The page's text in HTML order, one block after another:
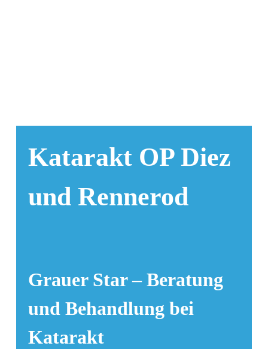
Katarakt OP Diez
und Rennerod
Grauer Star – Beratung
und Behandlung bei
Katarakt